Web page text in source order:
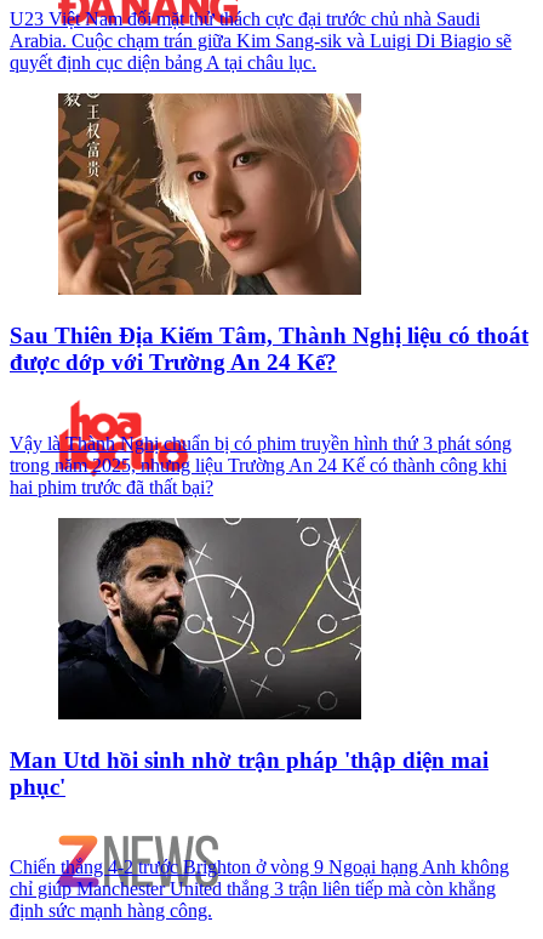
U23 Việt Nam đối mặt thử thách cực đại trước chủ nhà Saudi
Arabia. Cuộc chạm trán giữa Kim Sang-sik và Luigi Di Biagio sẽ
quyết định cục diện bảng A tại châu lục.
Sau Thiên Địa Kiếm Tâm, Thành Nghị liệu có thoát
được dớp với Trường An 24 Kế?
Vậy là Thành Nghị chuẩn bị có phim truyền hình thứ 3 phát sóng
trong năm 2025, nhưng liệu Trường An 24 Kế có thành công khi
hai phim trước đã thất bại?
Man Utd hồi sinh nhờ trận pháp 'thập diện mai
phục'
Chiến thắng 4-2 trước Brighton ở vòng 9 Ngoại hạng Anh không
chỉ giúp Manchester United thắng 3 trận liên tiếp mà còn khẳng
định sức mạnh hàng công.